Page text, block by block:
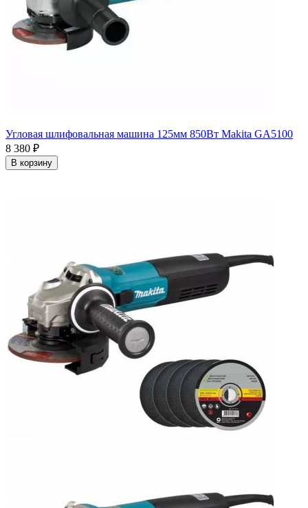
Угловая шлифовальная машина 125мм 850Вт Makita GA5100
8 380 ₽
В корзину